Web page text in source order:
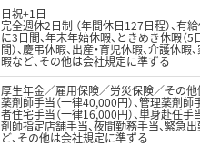
日祝+1日
完全週休2日制 （年間休日127日程）、有
に3日間、年末年始休暇、ときめき休暇（
間）、慶弔休暇、出産・育児休暇、介護休
暇など、その他は会社規定に準ずる
厚生年金／雇用保険／労災保険／その
薬剤師手当（一律40,000円）、管理薬剤
者住宅手当（一律16,000円）、単身赴任
剤師指定店舗手当、夜間勤務手当、緊急
ど、その他は会社規定に準ずる